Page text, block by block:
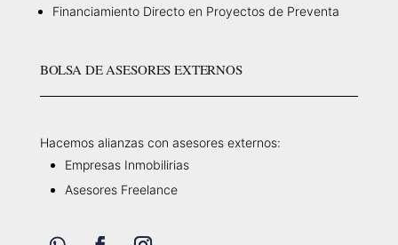
Financiamiento Directo en Proyectos de Preventa
BOLSA DE ASESORES EXTERNOS
Hacemos alianzas con asesores externos:
Empresas Inmobilirias
Asesores Freelance